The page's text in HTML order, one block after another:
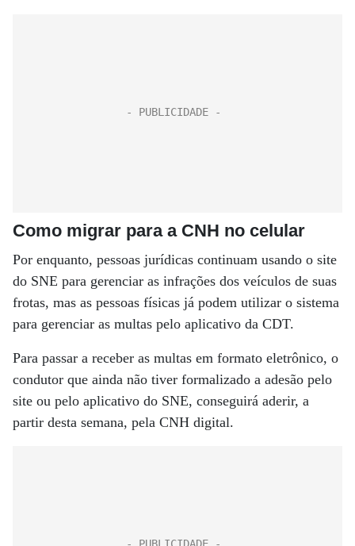
Como migrar para a CNH no celular
Por enquanto, pessoas jurídicas continuam usando o site
do SNE para gerenciar as infrações dos veículos de suas
frotas, mas as pessoas físicas já podem utilizar o sistema
para gerenciar as multas pelo aplicativo da CDT.
Para passar a receber as multas em formato eletrônico, o
condutor que ainda não tiver formalizado a adesão pelo
site ou pelo aplicativo do SNE, conseguirá aderir, a
partir desta semana, pela CNH digital.